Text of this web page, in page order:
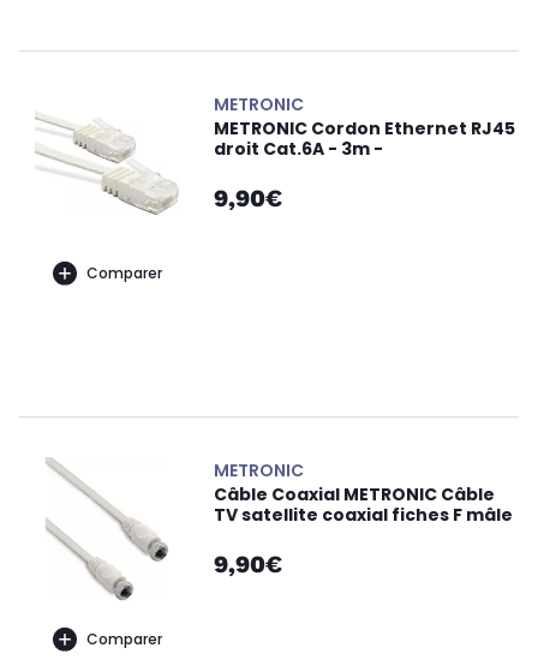
Comparer
METRONIC
METRONIC Cordon Ethernet RJ45
droit Cat.6A - 3m -
9,90€
Comparer
METRONIC
Câble Coaxial METRONIC Câble
TV satellite coaxial fiches F mâle
9,90€